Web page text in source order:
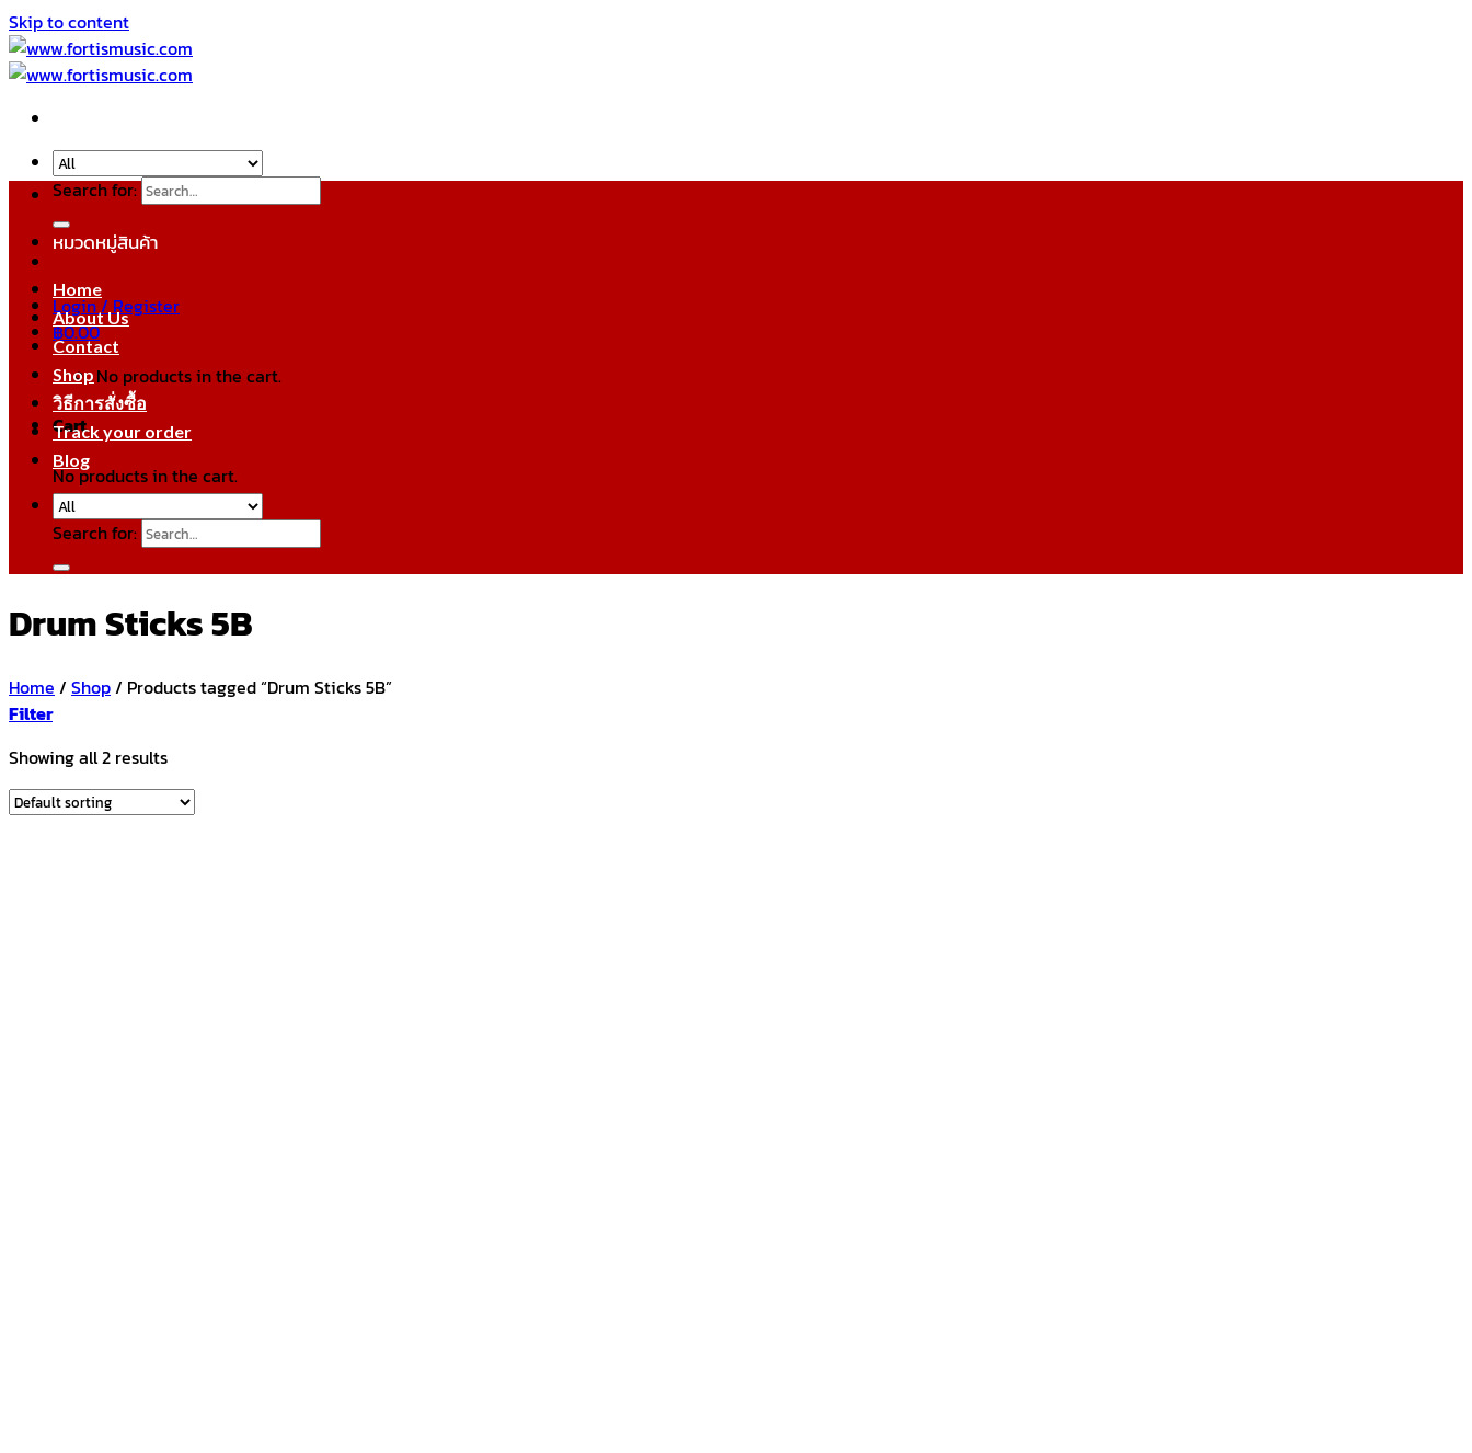
Skip to content
Search for:
Login / Register
฿0.00
No products in the cart.
Cart
No products in the cart.
หมวดหมู่สินค้า
Home
About Us
Contact
Shop
วิธีการสั่งซื้อ
Track your order
Blog
Search for:
Drum Sticks 5B
Home / Shop/ Products tagged “Drum Sticks 5B”
Filter
Showing all 2 results